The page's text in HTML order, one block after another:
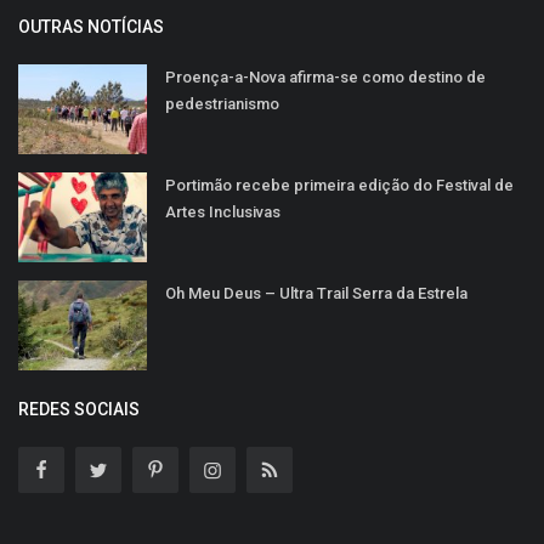
OUTRAS NOTÍCIAS
Proença-a-Nova afirma-se como destino de
pedestrianismo
Portimão recebe primeira edição do Festival de
Artes Inclusivas
Oh Meu Deus – Ultra Trail Serra da Estrela
REDES SOCIAIS